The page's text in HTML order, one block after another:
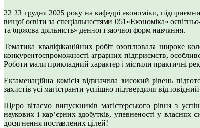
22-23 грудня 2025 року на кафедрі економіки,
вищої освіти за спеціальностями 051«Економіка»
та біржова діяльність» денної і заочної форм навчання.
Тематика кваліфікаційних робіт охоплювала широке
конкурентоспроможності аграрних підприємств,
Роботи мали прикладний характер і містили практичні
Екзаменаційна комісія відзначила високий рівень
захистів усі магістранти успішно підтвердили
Щиро вітаємо випускників магістерського рівня з
наукових і кар’єрних здобутків, упевненості у
досягнення поставлених цілей!